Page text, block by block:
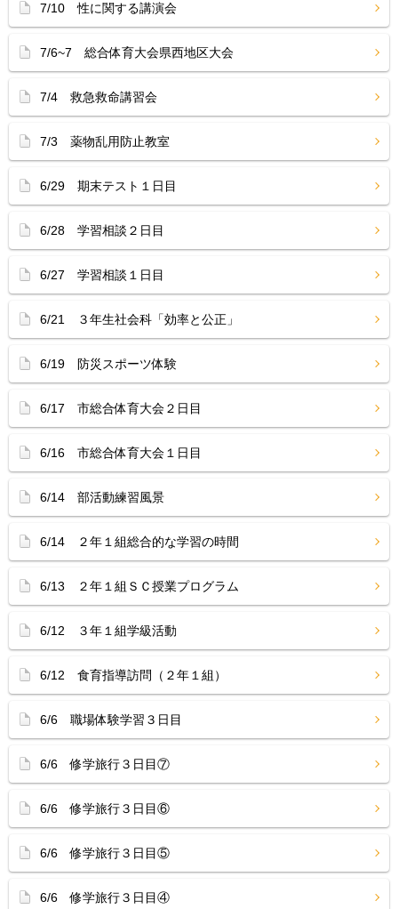
7/10 性に関する講演会
7/6~7 総合体育大会県西地区大会
7/4 救急救命講習会
7/3 薬物乱用防止教室
6/29 期末テスト１日目
6/28 学習相談２日目
6/27 学習相談１日目
6/21 ３年生社会科「効率と公正」
6/19 防災スポーツ体験
6/17 市総合体育大会２日目
6/16 市総合体育大会１日目
6/14 部活動練習風景
6/14 ２年１組総合的な学習の時間
6/13 ２年１組ＳＣ授業プログラム
6/12 ３年１組学級活動
6/12 食育指導訪問（２年１組）
6/6 職場体験学習３日目
6/6 修学旅行３日目⑦
6/6 修学旅行３日目⑥
6/6 修学旅行３日目⑤
6/6 修学旅行３日目④